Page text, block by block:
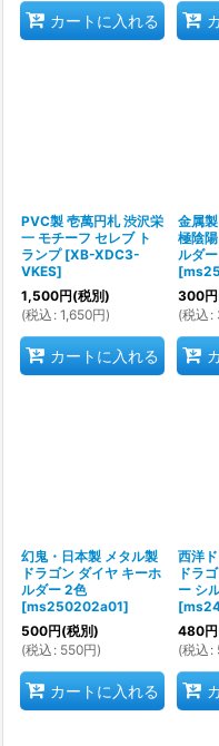
カートに入れる
PVC製 壱萬円札 渋沢栄
一 モチーフ セレブ ト
ランプ [XB-XDC3-
VKES]
1,500円(税別)
(税込 : 1,650円)
カートに入れる
金属
極陰
ルダー
[
300円
(税込 :
幻鬼・日本製 メタル製
ドラゴン ダイヤ キーホ
ルダー 2色
[ms250202a01]
500円(税別)
(税込 : 550円)
カートに入れる
西洋
ドラ
ー シ
[
480円
(税込 :